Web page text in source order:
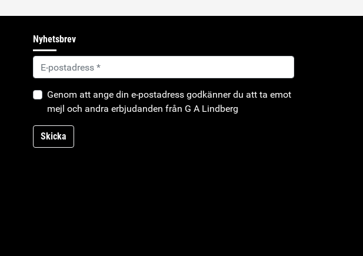
Nyhetsbrev
Genom att ange din e-postadress godkänner du att ta emot
mejl och andra erbjudanden från G A Lindberg
Skicka